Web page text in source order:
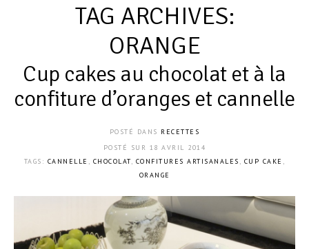
TAG ARCHIVES:
ORANGE
Cup cakes au chocolat et à la
confiture d’oranges et cannelle
POSTÉ DANS RECETTES
POSTÉ SUR 18 AVRIL 2014
TAGS: CANNELLE , CHOCOLAT, CONFITURES ARTISANALES , CUP CAKE ,
ORANGE